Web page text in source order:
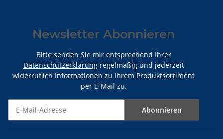
Newsletter Abonnieren
Bitte senden Sie mir entsprechend Ihrer
Datenschutzerklärungregelmäßig und jederzeit
widerruflich Informationen zu Ihrem Produktsortiment
per E-Mail zu.
Abonnieren